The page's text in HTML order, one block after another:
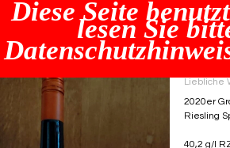
Diese Seite
lesen Sie
Direkt zum Seiteninhalt
Liebliche
2020er
Riesling
40,2 g/l